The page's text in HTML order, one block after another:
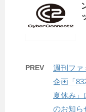
PREV
週刊ファ
企画「
夏休み」
のお知ら